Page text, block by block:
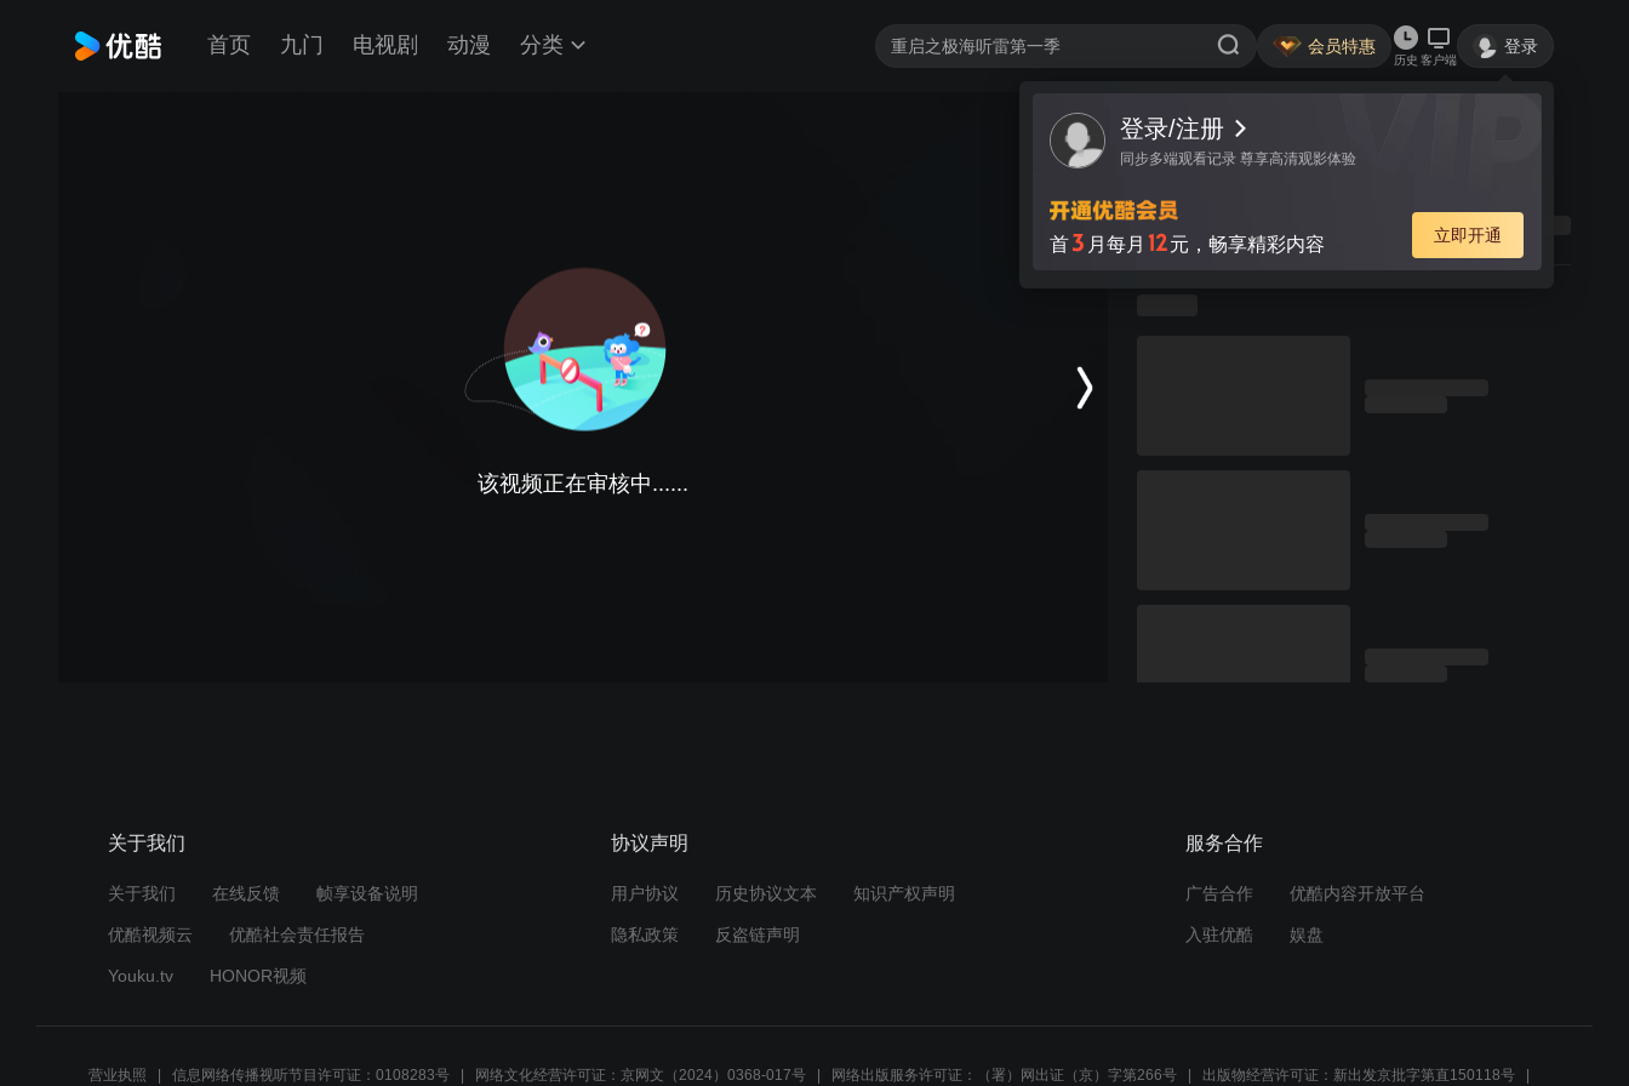
首页 九门 电视剧 动漫 分类 会员特惠
历史 客户端
登录
登录/注册
同步多端观看记录 尊享高清观影体验
首3 月每月 12元，畅享精彩内容 立即开通
该视频正在审核中......
关于我们
关于我们 在线反馈 帧享设备说明
优酷视频云 优酷社会责任报告
Youku.tv HONOR视频
协议声明
用户协议 历史协议文本 知识产权声明
隐私政策 反盗链声明
服务合作
广告合作 优酷内容开放平台
入驻优酷 娱盘
营业执照 信息网络传播视听节目许可证：0108283号 网络文化经营许可证：京网文（2024）0368-017号 网络出版服务许可证：（署）网出证（京）字第266号 出版物经营许可证：新出发京批字第直150118号